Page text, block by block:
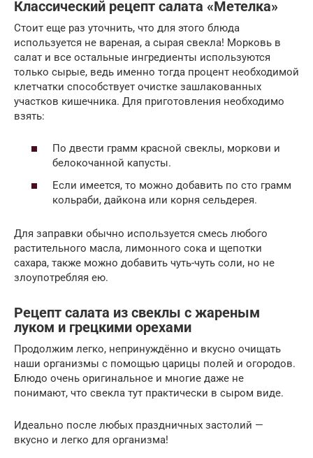
Классический рецепт салата «Метелка»
Стоит еще раз уточнить, что для этого блюда
используется не вареная, а сырая свекла! Морковь в
салат и все остальные ингредиенты используются
только сырые, ведь именно тогда процент необходимой
клетчатки способствует очистке зашлакованных
участков кишечника. Для приготовления необходимо
взять:
По двести грамм красной свеклы, моркови и
белокочанной капусты.
Если имеется, то можно добавить по сто грамм
кольраби, дайкона или корня сельдерея.
Для заправки обычно используется смесь любого
растительного масла, лимонного сока и щепотки
сахара, также можно добавить чуть-чуть соли, но не
злоупотребляя ею.
Рецепт салата из свеклы с жареным
луком и грецкими орехами
Продолжим легко, непринуждённо и вкусно очищать
наши организмы с помощью царицы полей и огородов.
Блюдо очень оригинальное и многие даже не
понимают, что свекла тут практически в сыром виде.
Идеально после любых праздничных застолий —
вкусно и легко для организма!